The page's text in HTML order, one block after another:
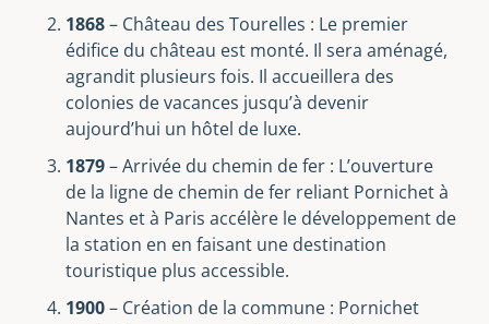
1868– Château des Tourelles : Le premier
édifice du château est monté. Il sera aménagé,
agrandit plusieurs fois. Il accueillera des
colonies de vacances jusqu’à devenir
aujourd’hui un hôtel de luxe.
1879– Arrivée du chemin de fer : L’ouverture
de la ligne de chemin de fer reliant Pornichet à
Nantes et à Paris accélère le développement de
la station en en faisant une destination
touristique plus accessible.
1900– Création de la commune : Pornichet